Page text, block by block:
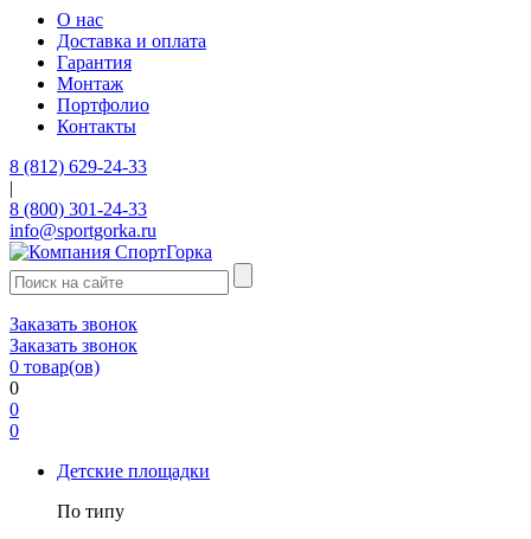
О нас
Доставка и оплата
Гарантия
Монтаж
Портфолио
Контакты
8 (812) 629-24-33
|
8 (800) 301-24-33
info@sportgorka.ru
Заказать звонок
Заказать звонок
0 товар(ов)
0
0
0
Детские площадки
По типу